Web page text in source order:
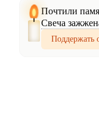
Почтили
Свеча
Поддержать